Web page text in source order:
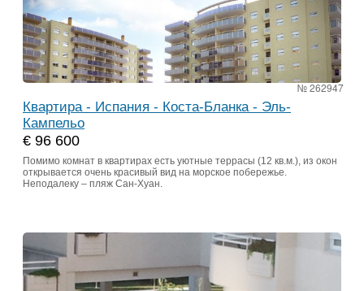
№ 262947
Квартира - Испания - Коста-Бланка - Эль-
Кампельо
€ 96 600
Помимо комнат в квартирах есть уютные террасы (12 кв.м.), из окон
открывается очень красивый вид на морское побережье.
Неподалеку – пляж Сан-Хуан.